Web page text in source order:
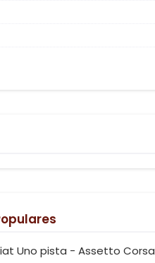
Uno pista - Assetto Corsa